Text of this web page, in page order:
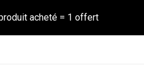
acheté = 1 offert